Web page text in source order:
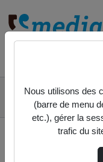
Les replays des
☕ Café
Nous utilisons des
(barre de menu
etc.), gérer la
trafic du